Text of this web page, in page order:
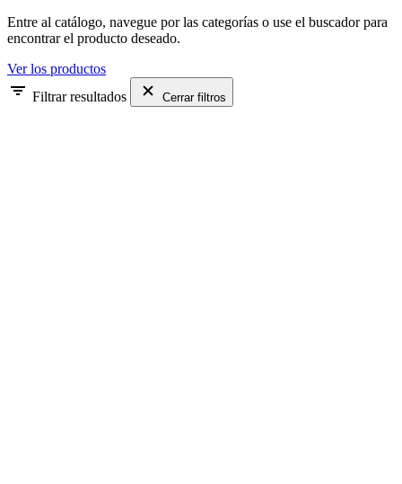
Entre al catálogo, navegue por las categorías o use el buscador para
encontrar el producto deseado.
Ver los productos
Filtrar resultados
Cerrar filtros